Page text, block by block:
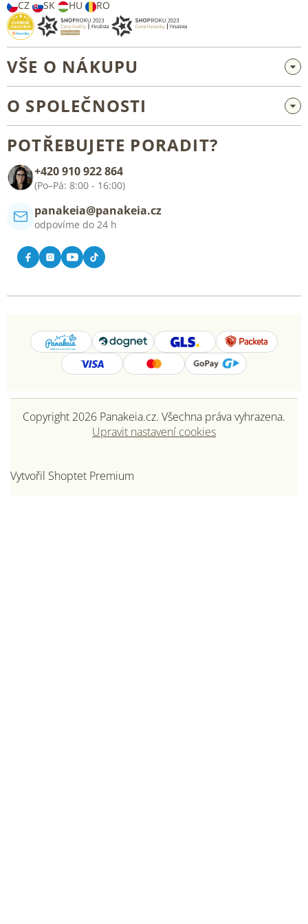
CZ SK HU RO
VŠE O NÁKUPU
Velkoobchod a spolupráce
Všeobecné obchodní podmínky
O SPOLEČNOSTI
Kontakt
POTŘEBUJETE PORADIT?
+420 910 922 864
(Po–Pá: 8:00 - 16:00)
panakeia@panakeia.cz
odpovíme do 24 h
Vytvořil Shoptet Premium
Copyright 2026 Panakeia.cz. Všechna práva vyhrazena.
Upravit nastavení cookies